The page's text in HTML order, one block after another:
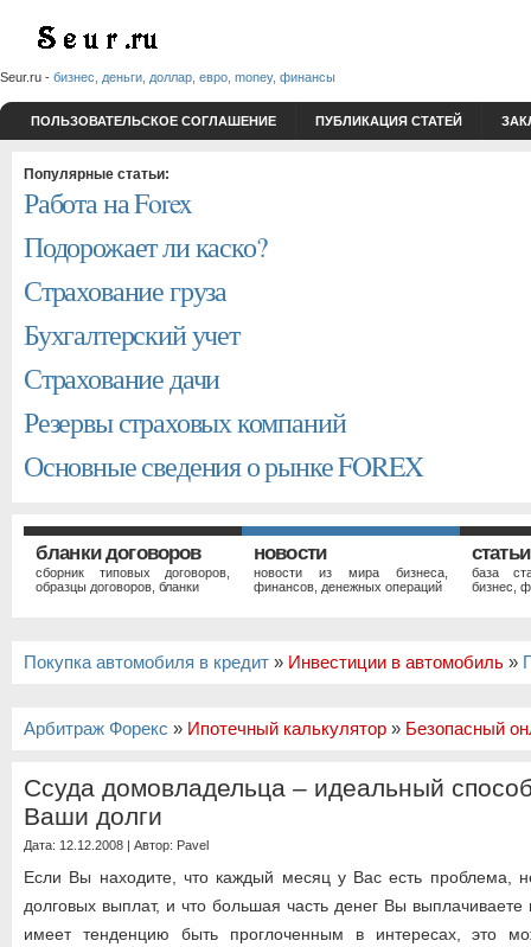
Seur.ru - бизнес, деньги, доллар, евро, money, финансы
ПОЛЬЗОВАТЕЛЬСКОЕ СОГЛАШЕНИЕ ПУБЛИКАЦИЯ СТАТЕЙ
Популярные статьи:
Работа на Forex
Подорожает ли каско?
Страхование груза
Бухгалтерский учет
Страхование дачи
Резервы страховых компаний
Основные сведения о рынке FOREX
бланки договоров
сборник типовых договоров,
образцы договоров, бланки
новости
новости из мира бизнеса,
финансов, денежных операций
статьи
база
бизнес,
Покупка автомобиля в кредит » Инвестиции в автомобиль »
Арбитраж Форекс » Ипотечный калькулятор » Безопасный
Ссуда домовладельца – идеальный
Ваши долги
Дата: 12.12.2008 | Автор: Pavel
Если Вы находите, что каждый месяц у Вас есть проблема,
долговых выплат, и что большая часть денег Вы
имеет тенденцию быть проглоченным в интересах, это